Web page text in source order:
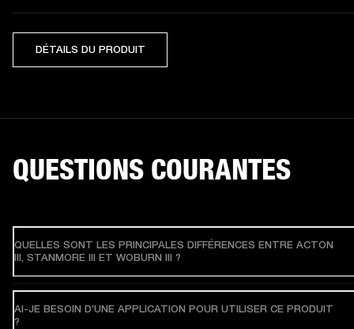
DÉTAILS DU PRODUIT
QUESTIONS COURANTES
QUELLES SONT LES PRINCIPALES DIFFÉRENCES ENTRE ACTON
III, STANMORE III ET WOBURN III ?
AI-JE BESOIN D'UNE APPLICATION POUR UTILISER CE PRODUIT
?